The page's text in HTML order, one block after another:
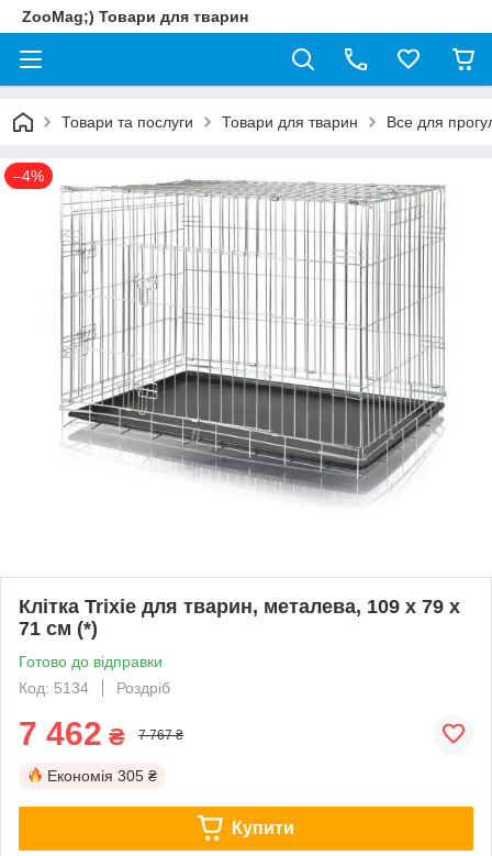
ZooMag;) Товари для тварин
Товари та послуги Товари для тварин Все для
–4%
Клітка Trixie для тварин, металева, 109 x 79 x
71 см (*)
Готово до відправки
Код: 5134
Роздріб
7 462 ₴ 7 767 ₴
Економія 305 ₴
Купити